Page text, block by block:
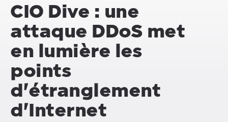
CIO Dive : une
attaque DDoS met
en lumière les
points
d'étranglement
d'Internet